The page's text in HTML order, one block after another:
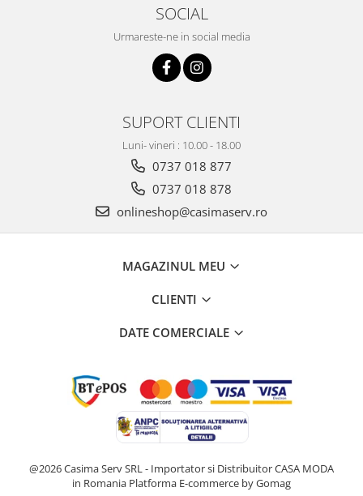
SOCIAL
Urmareste-ne in social media
SUPORT CLIENTI
Luni- vineri : 10.00 - 18.00
0737 018 877
0737 018 878
onlineshop@casimaserv.ro
MAGAZINUL MEU
CLIENTI
DATE COMERCIALE
@2026 Casima Serv SRL - Importator si Distribuitor CASA MODA
in Romania Platforma E-commerce by Gomag